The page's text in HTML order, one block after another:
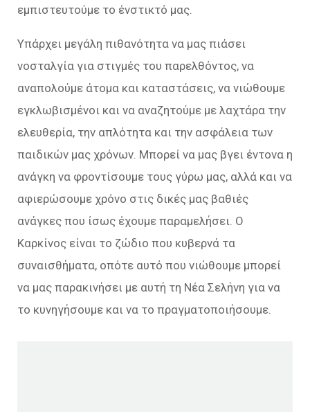
εμπιστευτούμε το ένστικτό μας.
Υπάρχει μεγάλη πιθανότητα να μας πιάσει
νοσταλγία για στιγμές του παρελθόντος, να
αναπολούμε άτομα και καταστάσεις, να νιώθουμε
εγκλωβισμένοι και να αναζητούμε με λαχτάρα την
ελευθερία, την απλότητα και την ασφάλεια των
παιδικών μας χρόνων. Μπορεί να μας βγει έντονα η
ανάγκη να φροντίσουμε τους γύρω μας, αλλά και να
αφιερώσουμε χρόνο στις δικές μας βαθιές
ανάγκες που ίσως έχουμε παραμελήσει. Ο
Καρκίνος είναι το ζώδιο που κυβερνά τα
συναισθήματα, οπότε αυτό που νιώθουμε μπορεί
να μας παρακινήσει με αυτή τη Νέα Σελήνη για να
το κυνηγήσουμε και να το πραγματοποιήσουμε.